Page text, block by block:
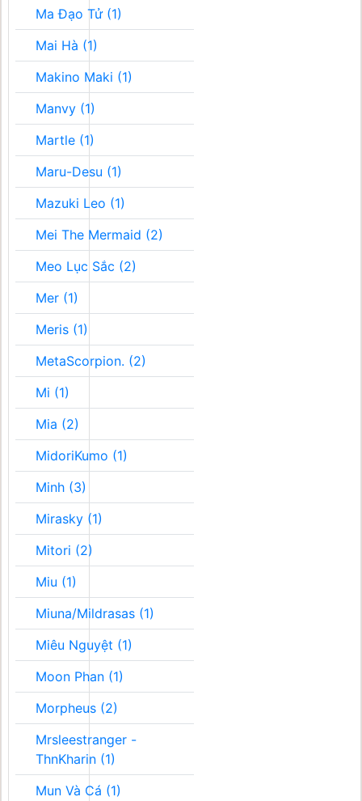
Ma Đạo Tử (1)
Mai Hà (1)
Makino Maki (1)
Manvy (1)
Martle (1)
Maru-Desu (1)
Mazuki Leo (1)
Mei The Mermaid (2)
Meo Lục Sắc (2)
Mer (1)
Meris (1)
MetaScorpion. (2)
Mi (1)
Mia (2)
MidoriKumo (1)
Minh (3)
Mirasky (1)
Mitori (2)
Miu (1)
Miuna/Mildrasas (1)
Miêu Nguyệt (1)
Moon Phan (1)
Morpheus (2)
Mrsleestranger -
ThnKharin (1)
Mun Và Cá (1)